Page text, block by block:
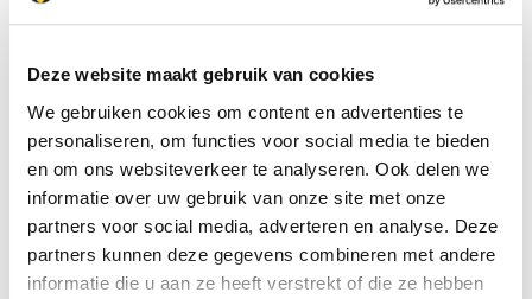
Deze website maakt gebruik van cookies
We gebruiken cookies om content en advertenties te
personaliseren, om functies voor social media te bieden
en om ons websiteverkeer te analyseren. Ook delen we
informatie over uw gebruik van onze site met onze
partners voor social media, adverteren en analyse. Deze
partners kunnen deze gegevens combineren met andere
informatie die u aan ze heeft verstrekt of die ze hebben